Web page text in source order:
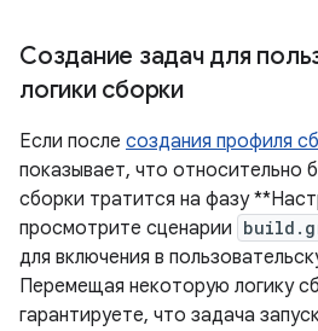
Создание задач для
логики сборки
Если после создания профиля
показывает, что относительно
сборки тратится на фазу
просмотрите сценарии
для включения в
Перемещая некоторую логику
гарантируете, что задача